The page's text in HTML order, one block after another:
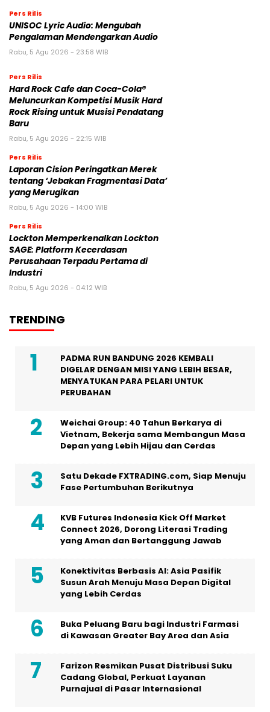
Pers Rilis
UNISOC Lyric Audio: Mengubah
Pengalaman Mendengarkan Audio
Rabu, 5 Agu 2026 - 23:58 WIB
Pers Rilis
Hard Rock Cafe dan Coca-Cola®
Meluncurkan Kompetisi Musik Hard
Rock Rising untuk Musisi Pendatang
Baru
Rabu, 5 Agu 2026 - 22:15 WIB
Pers Rilis
Laporan Cision Peringatkan Merek
tentang ‘Jebakan Fragmentasi Data’
yang Merugikan
Rabu, 5 Agu 2026 - 14:00 WIB
Pers Rilis
Lockton Memperkenalkan Lockton
SAGE: Platform Kecerdasan
Perusahaan Terpadu Pertama di
Industri
Rabu, 5 Agu 2026 - 04:12 WIB
TRENDING
PADMA RUN BANDUNG 2026 KEMBALI
DIGELAR DENGAN MISI YANG LEBIH BESAR,
MENYATUKAN PARA PELARI UNTUK
PERUBAHAN
Weichai Group: 40 Tahun Berkarya di
Vietnam, Bekerja sama Membangun Masa
Depan yang Lebih Hijau dan Cerdas
Satu Dekade FXTRADING.com, Siap Menuju
Fase Pertumbuhan Berikutnya
KVB Futures Indonesia Kick Off Market
Connect 2026, Dorong Literasi Trading
yang Aman dan Bertanggung Jawab
Konektivitas Berbasis AI: Asia Pasifik
Susun Arah Menuju Masa Depan Digital
yang Lebih Cerdas
Buka Peluang Baru bagi Industri Farmasi
di Kawasan Greater Bay Area dan Asia
Farizon Resmikan Pusat Distribusi Suku
Cadang Global, Perkuat Layanan
Purnajual di Pasar Internasional